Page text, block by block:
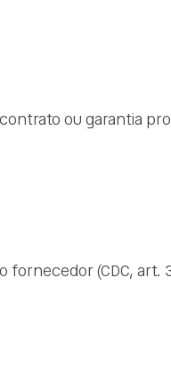
ou garantia
fornecedor (CDC, art.